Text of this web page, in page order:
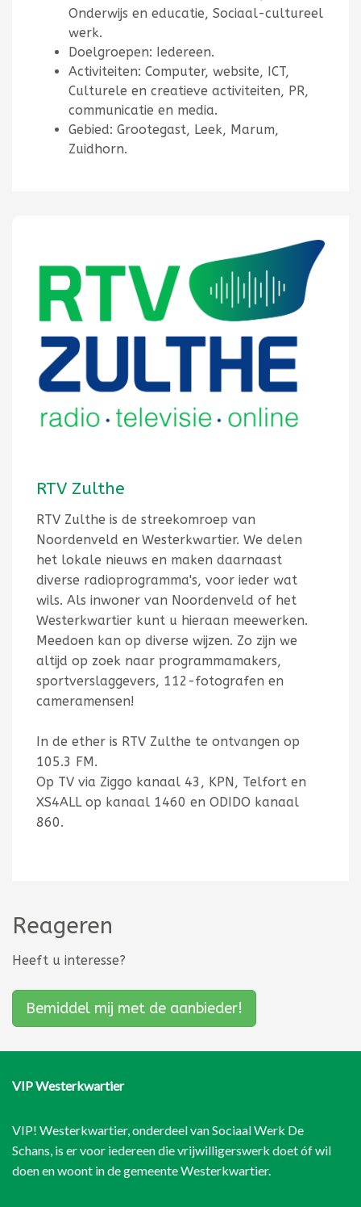
Onderwijs en educatie, Sociaal-cultureel
werk.
Doelgroepen: Iedereen.
Activiteiten: Computer, website, ICT,
Culturele en creatieve activiteiten, PR,
communicatie en media.
Gebied: Grootegast, Leek, Marum,
Zuidhorn.
RTV Zulthe
RTV Zulthe is de streekomroep van
Noordenveld en Westerkwartier. We delen
het lokale nieuws en maken daarnaast
diverse radioprogramma's, voor ieder wat
wils. Als inwoner van Noordenveld of het
Westerkwartier kunt u hieraan meewerken.
Meedoen kan op diverse wijzen. Zo zijn we
altijd op zoek naar programmamakers,
sportverslaggevers, 112-fotografen en
cameramensen!
In de ether is RTV Zulthe te ontvangen op
105.3 FM.
Op TV via Ziggo kanaal 43, KPN, Telfort en
XS4ALL op kanaal 1460 en ODIDO kanaal
860.
Reageren
Heeft u interesse?
Bemiddel mij met de aanbieder!
VIP Westerkwartier
VIP! Westerkwartier, onderdeel vanSociaal Werk De
Schans, is er voor iedereen die vrijwilligerswerk doet óf wil
doen en woont in de gemeente Westerkwartier.